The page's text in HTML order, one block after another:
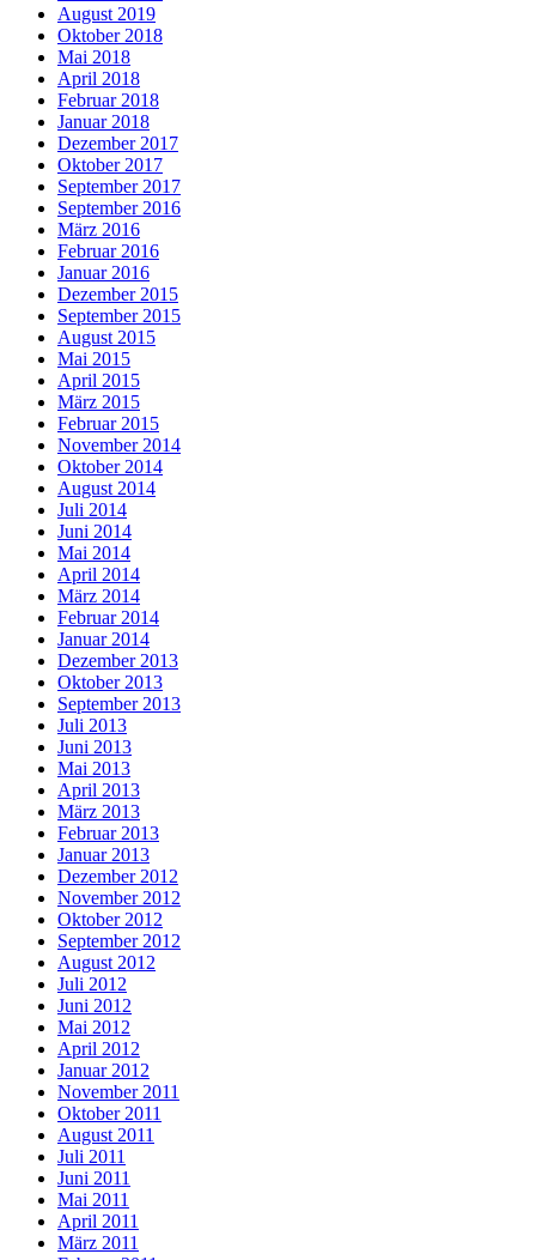
August 2019
Oktober 2018
Mai 2018
April 2018
Februar 2018
Januar 2018
Dezember 2017
Oktober 2017
September 2017
September 2016
März 2016
Februar 2016
Januar 2016
Dezember 2015
September 2015
August 2015
Mai 2015
April 2015
März 2015
Februar 2015
November 2014
Oktober 2014
August 2014
Juli 2014
Juni 2014
Mai 2014
April 2014
März 2014
Februar 2014
Januar 2014
Dezember 2013
Oktober 2013
September 2013
Juli 2013
Juni 2013
Mai 2013
April 2013
März 2013
Februar 2013
Januar 2013
Dezember 2012
November 2012
Oktober 2012
September 2012
August 2012
Juli 2012
Juni 2012
Mai 2012
April 2012
Januar 2012
November 2011
Oktober 2011
August 2011
Juli 2011
Juni 2011
Mai 2011
April 2011
März 2011